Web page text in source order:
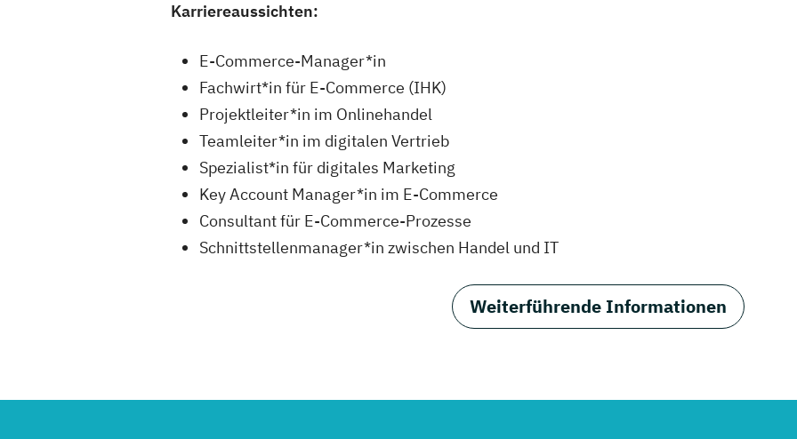
Karriereaussichten:
E-Commerce-Manager*in
Fachwirt*in für E-Commerce (IHK)
Projektleiter*in im Onlinehandel
Teamleiter*in im digitalen Vertrieb
Spezialist*in für digitales Marketing
Key Account Manager*in im E-Commerce
Consultant für E-Commerce-Prozesse
Schnittstellenmanager*in zwischen Handel und IT
Weiterführende Informationen